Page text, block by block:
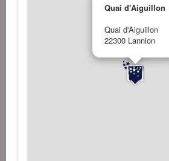
Quai d'Aiguillon
Quai d'Aiguillon
22300 Lannion